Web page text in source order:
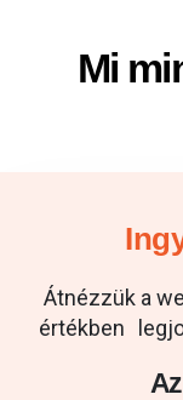
Mi
Átnézzük a
értékben